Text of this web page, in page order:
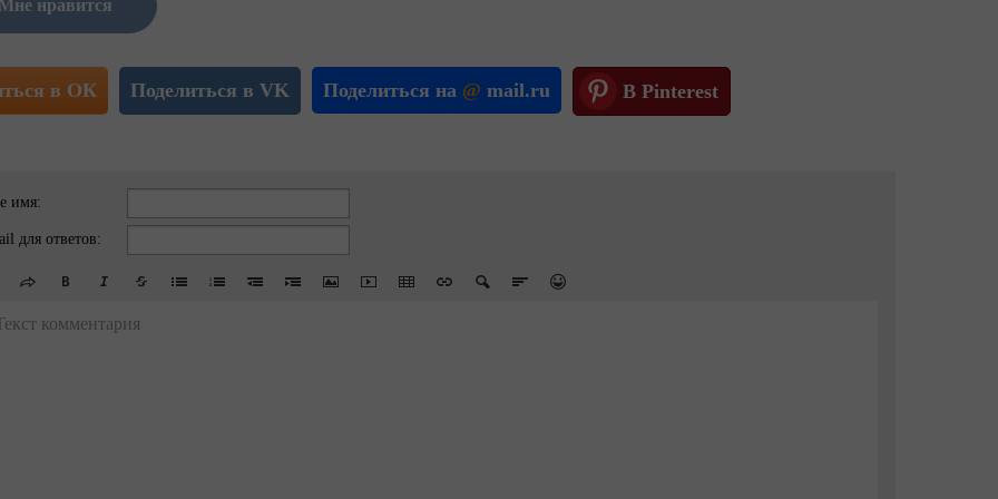
Мне нравится
в ОК Поделиться в VK Поделиться на @ mail.ru В Pinterest
имя:
для ответов:
комментария